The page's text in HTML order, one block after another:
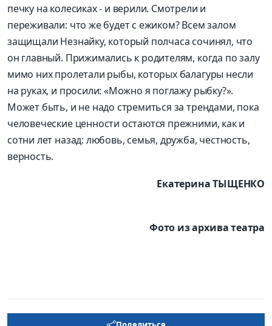
печку на колесиках - и верили. Смотрели и
переживали: что же будет с ежиком? Всем залом
защищали Незнайку, который полчаса сочинял, что
он главный. Прижимались к родителям, когда по залу
мимо них пролетали рыбы, которых балагуры несли
на руках, и просили: «Можно я поглажу рыбку?».
Может быть, и не надо стремиться за трендами, пока
человеческие ценности остаются прежними, как и
сотни лет назад: любовь, семья, дружба, честность,
верность.
Екатерина ТЫЩЕНКО
Фото из архива театра